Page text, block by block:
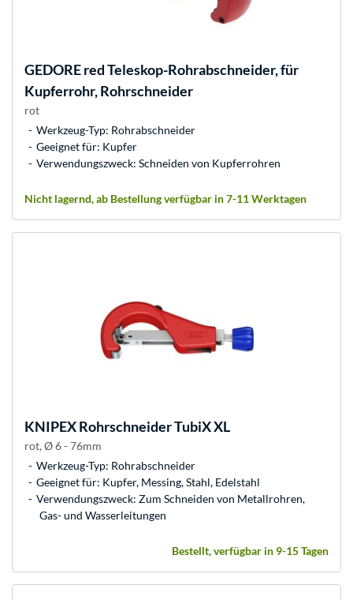
GEDOREred Teleskop-Rohrabschneider, für
Kupferrohr, Rohrschneider
rot
Werkzeug-Typ: Rohrabschneider
Geeignet für: Kupfer
Verwendungszweck: Schneiden von Kupferrohren
Nicht lagernd, ab Bestellung verfügbar in 7-11 Werktagen
KNIPEXRohrschneider TubiX XL
rot, Ø 6 - 76mm
Werkzeug-Typ: Rohrabschneider
Geeignet für: Kupfer, Messing, Stahl, Edelstahl
Verwendungszweck: Zum Schneiden von Metallrohren,
Gas- und Wasserleitungen
Bestellt, verfügbar in 9-15 Tagen